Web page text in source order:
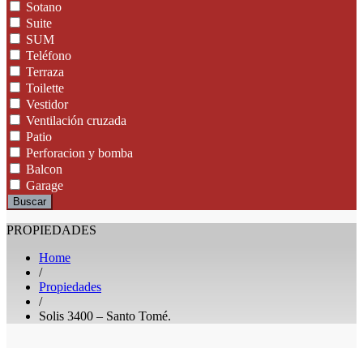
Sotano
Suite
SUM
Teléfono
Terraza
Toilette
Vestidor
Ventilación cruzada
Patio
Perforacion y bomba
Balcon
Garage
Buscar
PROPIEDADES
Home
/
Propiedades
/
Solis 3400 – Santo Tomé.